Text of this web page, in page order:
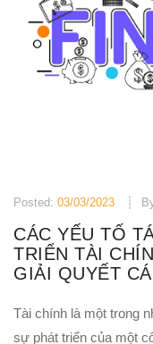
Posted: 03/03/2023
CÁC YẾU TỐ
TRIỂN TÀI
GIẢI QUYẾT
Tài chính là một trong
sự phát triển của một